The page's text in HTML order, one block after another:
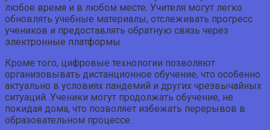
любое время и в любом месте. Учителя могут легко
обновлять учебные материалы, отслеживать прогресс
учеников и предоставлять обратную связь через
электронные платформы.
Кроме того, цифровые технологии позволяют
организовывать дистанционное обучение, что особенно
актуально в условиях пандемий и других чрезвычайных
ситуаций. Ученики могут продолжать обучение, не
покидая дома, что позволяет избежать перерывов в
образовательном процессе.